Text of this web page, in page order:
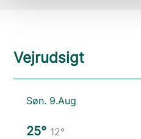
Vejrudsigt
Søn. 9.Aug
25° 12°